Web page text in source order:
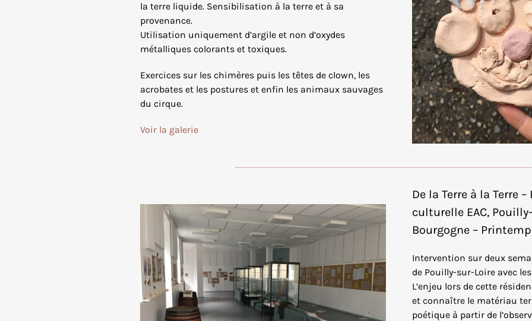
la terre liquide. Sensibilisation à la terre et à sa
provenance.
Utilisation uniquement d’argile et non d’oxydes
métalliques colorants et toxiques.
Exercices sur les chimères puis les têtes de clown, les
acrobates et les postures et enfin les animaux sauvages
du cirque.
Voir la galerie
De la Terre à la Terre
culturelle EAC,
Bourgogne –
Intervention sur deux
de Pouilly-sur-Loire avec
L’enjeu lors de cette
et connaître le matériau
poétique à partir de